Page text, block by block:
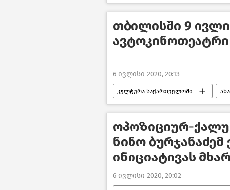
საქართველო
თბილისში 9
ავტოკინოთეატრი
6 ივლისი 2020, 20:13
კულტურა საქართველოში
ოპოზიციურ-
ნინო ბურჯანაძემ
ინიციატივას
6 ივლისი 2020, 20:02